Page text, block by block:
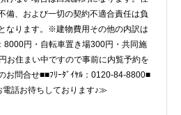
備、および一切の契約不適合責任は負
なります。※建物費用その他の内訳は
8000円・自転車置き場300円・共同施
お住まい中ですので事前に内覧予約を
お問合せ■■ﾌﾘｰﾀﾞｲﾔﾙ：0120-84-8800■
電話お待ちしております♪≫